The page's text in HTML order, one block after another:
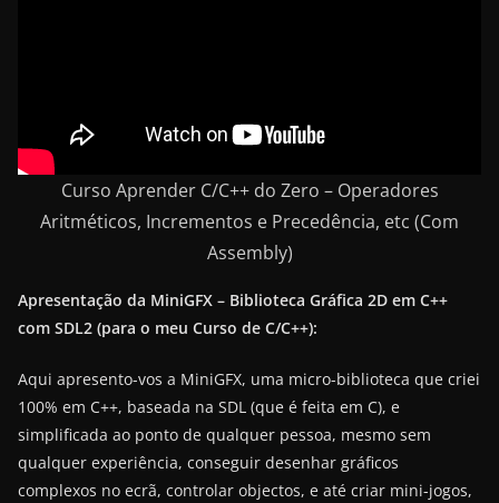
Curso Aprender C/C++ do Zero – Operadores
Aritméticos, Incrementos e Precedência, etc (Com
Assembly)
Apresentação da MiniGFX – Biblioteca Gráfica 2D em C++
com SDL2 (para o meu Curso de C/C++):
Aqui apresento-vos a MiniGFX, uma micro-biblioteca que criei
100% em C++, baseada na SDL (que é feita em C), e
simplificada ao ponto de qualquer pessoa, mesmo sem
qualquer experiência, conseguir desenhar gráficos
complexos no ecrã, controlar objectos, e até criar mini-jogos,